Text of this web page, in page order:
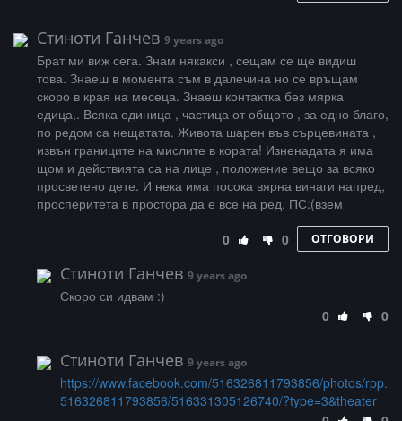
Стиноти Ганчев 9 years ago
Брат ми виж сега. Знам някакси , сещам се ще видиш
това. Знаеш в момента съм в далечина но се връщам
скоро в края на месеца. Знаеш контактка без мярка
едица,. Всяка единица , частица от общото , за едно благо,
по редом са нещатата. Живота шарен във сърцевината ,
извън границите на мислите в кората! Изненадата я има
щом и действията са на лице , положение вещо за всяко
просветено дете. И нека има посока вярна винаги напред,
просперитета в простора да е все на ред. ПС:(взем
0 0 ОТГОВОРИ
Стиноти Ганчев 9 years ago
Скоро си идвам :)
0
0
Стиноти Ганчев 9 years ago
https://www.facebook.com/516326811793856/photos/rpp.
516326811793856/516331305126740/?type=3&theater